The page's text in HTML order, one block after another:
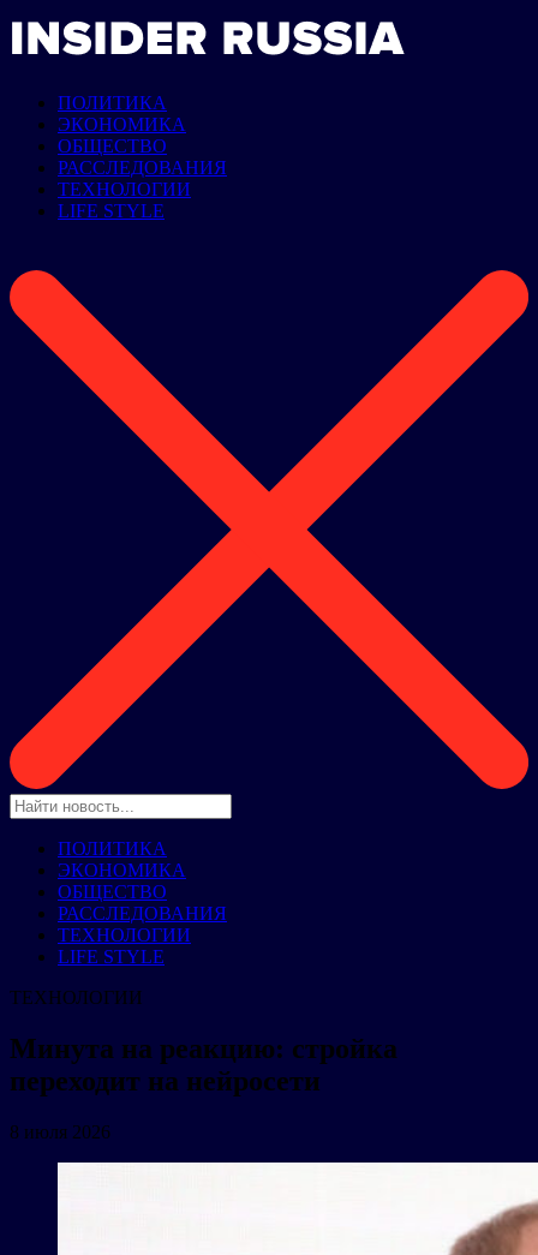
ПОЛИТИКА
ЭКОНОМИКА
ОБЩЕСТВО
РАССЛЕДОВАНИЯ
ТЕХНОЛОГИИ
LIFE STYLE
ПОЛИТИКА
ЭКОНОМИКА
ОБЩЕСТВО
РАССЛЕДОВАНИЯ
ТЕХНОЛОГИИ
LIFE STYLE
ТЕХНОЛОГИИ
Минута на реакцию: стройка
переходит на нейросети
8 июля 2026